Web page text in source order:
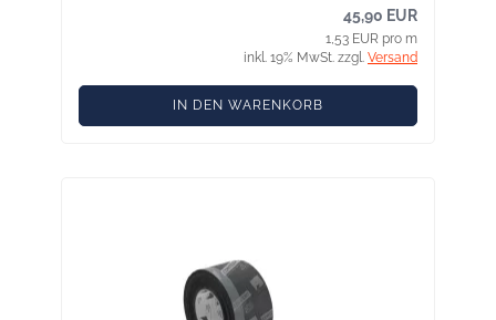
45,90 EUR
1,53 EUR pro m
inkl. 19% MwSt. zzgl. Versand
IN DEN WARENKORB